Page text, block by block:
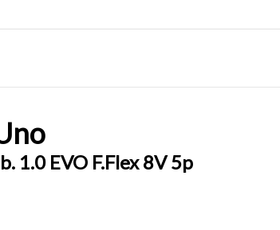
1.0 EVO F.Flex 8V 5p